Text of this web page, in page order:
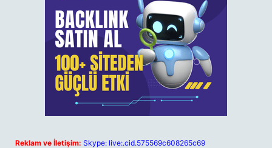
Reklam ve İletişim: Skype: live:.cid.575569c608265c69